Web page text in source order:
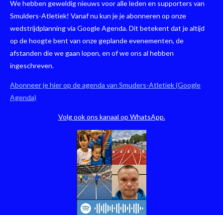
We hebben geweldig nieuws voor alle leden en supporters van
Smulders-Atletiek! Vanaf nu kun je je abonneren op onze
wedstrijdplanning via Google Agenda. Dit betekent dat je altijd
op de hoogte bent van onze geplande evenementen, de
afstanden die we gaan lopen, en of we ons al hebben
ingeschreven.
Abonneer je hier op de agenda van Smuders-Atletiek (Google
Agenda)
Volg ook ons kanaal op WhatsApp.